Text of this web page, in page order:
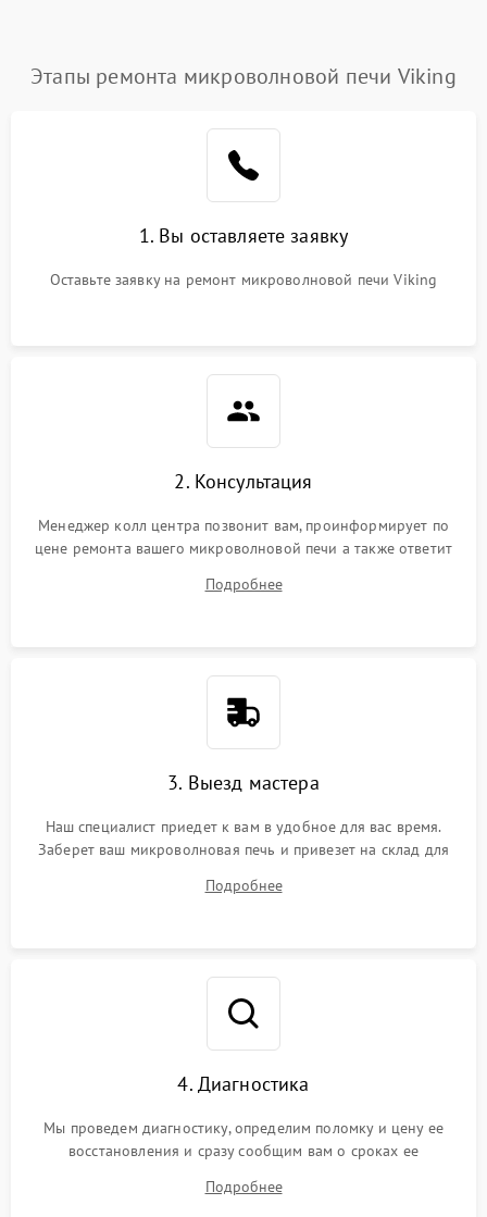
Этапы ремонта микроволновой печи Viking
1. Вы оставляете заявку
Оставьте заявку на ремонт микроволновой печи Viking
2. Консультация
Менеджер колл центра позвонит вам, проинформирует по
цене ремонта вашего микроволновой печи а также ответит
Подробнее
3. Выезд мастера
Наш специалист приедет к вам в удобное для вас время.
Заберет ваш микроволновая печь и привезет на склад для
Подробнее
4. Диагностика
Мы проведем диагностику, определим поломку и цену ее
восстановления и сразу сообщим вам о сроках ее
Подробнее